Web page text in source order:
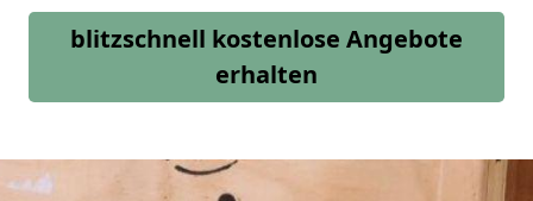
blitzschnell kostenlose Angebote
erhalten